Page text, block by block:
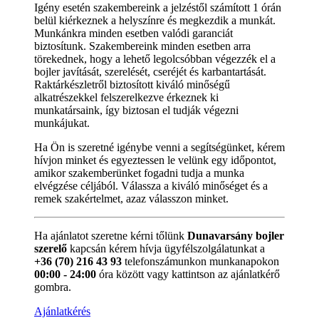
Igény esetén szakembereink a jelzéstől számított 1 órán
belül kiérkeznek a helyszínre és megkezdik a munkát.
Munkánkra minden esetben valódi garanciát
biztosítunk. Szakembereink minden esetben arra
törekednek, hogy a lehető legolcsóbban végezzék el a
bojler javítását, szerelését, cseréjét és karbantartását.
Raktárkészletről biztosított kiváló minőségű
alkatrészekkel felszerelkezve érkeznek ki
munkatársaink, így biztosan el tudják végezni
munkájukat.
Ha Ön is szeretné igénybe venni a segítségünket, kérem
hívjon minket és egyeztessen le velünk egy időpontot,
amikor szakemberünket fogadni tudja a munka
elvégzése céljából. Válassza a kiváló minőséget és a
remek szakértelmet, azaz válasszon minket.
Ha ajánlatot szeretne kérni tőlünk Dunavarsány bojler
szerelő kapcsán kérem hívja ügyfélszolgálatunkat a
+36 (70) 216 43 93 telefonszámunkon munkanapokon
00:00 - 24:00 óra között vagy kattintson az ajánlatkérő
gombra.
Ajánlatkérés